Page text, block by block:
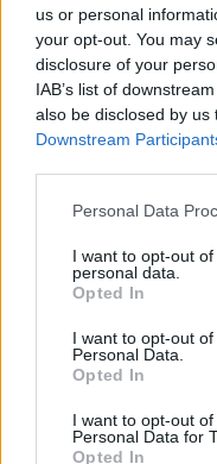
us or personal
your opt-out. You may
disclosure of your
IAB’s list of
also be disclosed by
Downstream
Personal Data
I want to opt-out
personal data.
Opted In
I want to opt-out
Personal Data.
Opted In
I want to opt-out
Personal Data for
Opted In
Vinaigre blanc
Le vinaigre blanc
désinfectantes et
oreiller taché :
parts d’eau tiède
Imbiber un
solution
Laisser agir
claire
Le jus de citron